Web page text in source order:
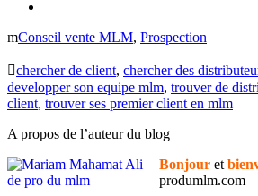
Conseil vente MLM, Prospection
chercher de client, chercher des
developper son equipe mlm, trouver de
client, trouver ses premier client en mlm
A propos de l’auteur du blog
Bonjour et
produmlm.com